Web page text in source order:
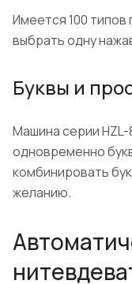
Имеется 100
выбрать одну
Буквы и
Машина серии
одновременно
комбинировать
желанию.